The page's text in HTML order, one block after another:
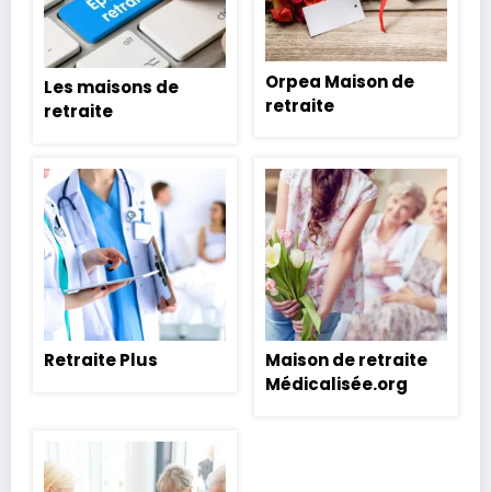
Les maisons de
retraite
Orpea Maison de
retraite
Retraite Plus
Maison de retraite
Médicalisée.org